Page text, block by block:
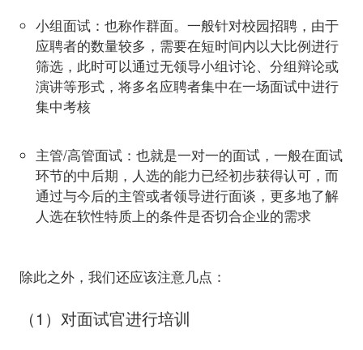
小组面试：也称作群面。一般针对校园招聘，由于
应聘者的数量较多，需要在短时间内以大比例进行
筛选，此时可以通过无领导小组讨论、分组辩论或
演讲等形式，将多名应聘者集中在一场面试中进行
集中考核
主管/高管面试：也就是一对一的面试，一般在面试
环节的中后期，人选的能力已经初步获得认可，而
通过与今后的主管或者领导进行面谈，更多地了解
人选在软性特质上的条件是否切合企业的需求
（1）对面试官进行培训